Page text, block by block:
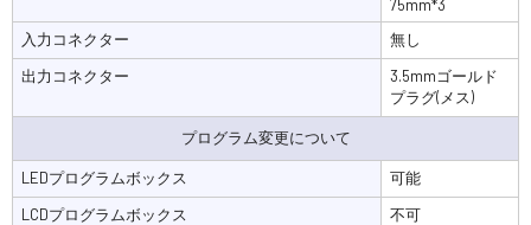
75mm*3
入力コネクター
無し
出力コネクター
3.5mmゴールド
プラグ(メス)
プログラム変更について
LEDプログラムボックス
可能
LCDプログラムボックス
不可